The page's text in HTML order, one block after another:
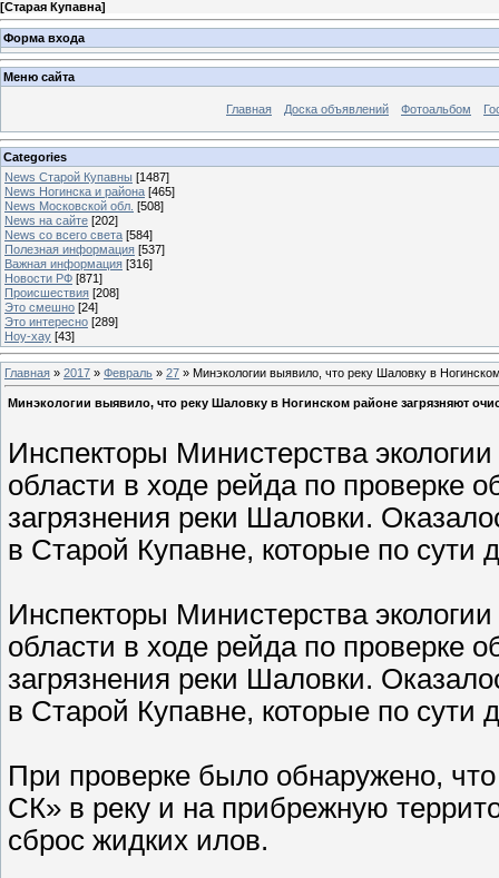
[Старая Купавна]
Форма входа
Меню сайта
Главная Доска объявлений Фотоальбом
Categories
News Старой Купавны [1487]
News Ногинска и района [465]
News Московской обл. [508]
News на сайте [202]
News со всего света [584]
Полезная информация [537]
Важная информация [316]
Новости РФ [871]
Происшествия [208]
Это смешно [24]
Это интересно [289]
Ноу-хау [43]
Главная » 2017 » Февраль » 27 » Минэкологии выявило, что реку Шаловку в
Минэкологии выявило, что реку Шаловку в Ногинском районе загрязняют
Инспекторы Министерства
области в ходе рейда по проверке
загрязнения реки Шаловки.
в Старой Купавне, которые по
Инспекторы Министерства
области в ходе рейда по проверке
загрязнения реки Шаловки.
в Старой Купавне, которые по
При проверке было обнаружено,
СК» в реку и на прибрежную
сброс жидких илов.